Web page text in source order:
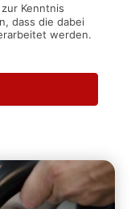
Kenntnis
dass die dabei
werden.